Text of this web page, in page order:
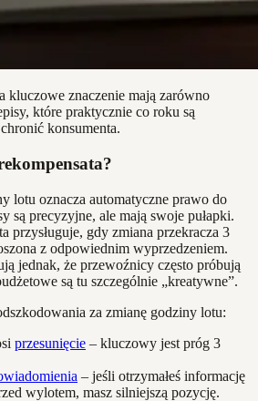
kluczowe znaczenie mają zarówno
które praktycznie co roku są
konsumenta.
lotu oznacza automatyczne prawo do
są precyzyjne, ale mają swoje pułapki.
przysługuje, gdy zmiana przekracza 3
z odpowiednim wyprzedzeniem.
jednak, że przewoźnicy często próbują
są tu szczególnie „kreatywne”.
za zmianę godziny lotu:
przesunięcie – kluczowy jest próg 3
– jeśli otrzymałeś informację
wylotem, masz silniejszą pozycję.